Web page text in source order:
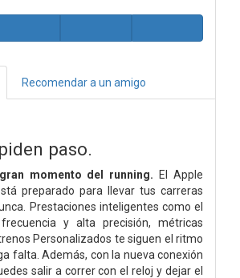
Recomendar a un amigo
paso.
momento del running. El Apple
preparado para llevar tus carreras
Prestaciones inteligentes como el
y alta precisión, métricas
Personalizados te siguen el ritmo
falta. Además, con la nueva conexión
salir a correr con el reloj y dejar el